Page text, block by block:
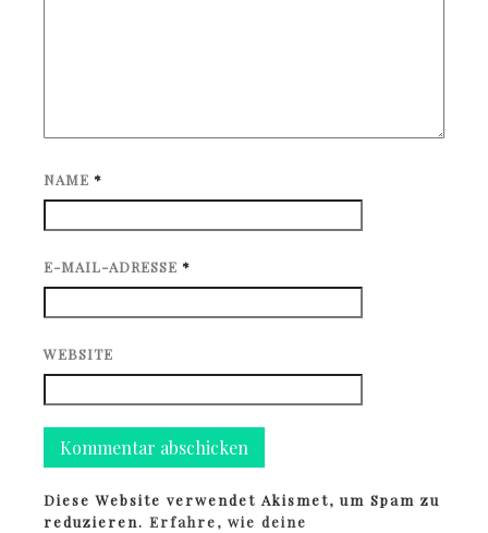
NAME *
E-MAIL-ADRESSE *
WEBSITE
Diese Website verwendet Akismet, um Spam zu
reduzieren.Erfahre, wie deine